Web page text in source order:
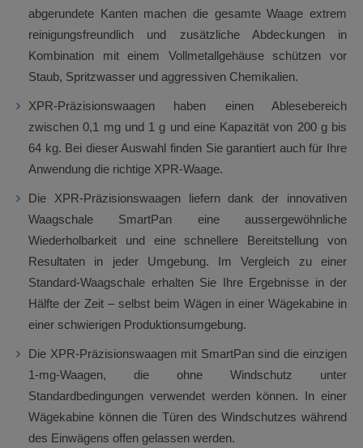
abgerundete Kanten machen die gesamte Waage extrem
reinigungsfreundlich und zusätzliche Abdeckungen in
Kombination mit einem Vollmetallgehäuse schützen vor
Staub, Spritzwasser und aggressiven Chemikalien.
XPR-Präzisionswaagen haben einen Ablesebereich
zwischen 0,1 mg und 1 g und eine Kapazität von 200 g bis
64 kg. Bei dieser Auswahl finden Sie garantiert auch für Ihre
Anwendung die richtige XPR-Waage.
Die XPR-Präzisionswaagen liefern dank der innovativen
Waagschale SmartPan eine aussergewöhnliche
Wiederholbarkeit und eine schnellere Bereitstellung von
Resultaten in jeder Umgebung. Im Vergleich zu einer
Standard-Waagschale erhalten Sie Ihre Ergebnisse in der
Hälfte der Zeit – selbst beim Wägen in einer Wägekabine in
einer schwierigen Produktionsumgebung.
Die XPR-Präzisionswaagen mit SmartPan sind die einzigen
1-mg-Waagen, die ohne Windschutz unter
Standardbedingungen verwendet werden können. In einer
Wägekabine können die Türen des Windschutzes während
des Einwägens offen gelassen werden.